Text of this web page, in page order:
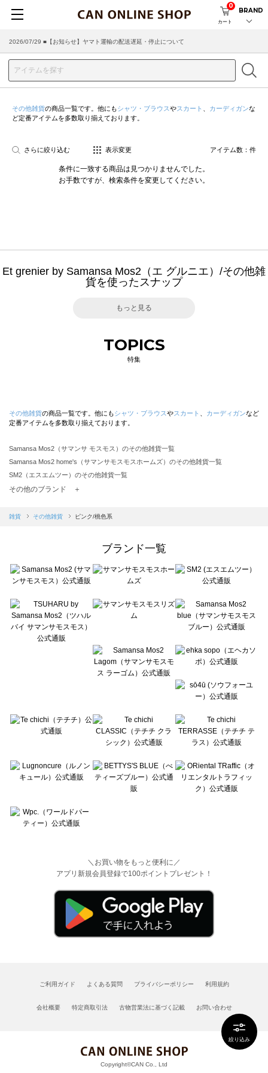
カート
0
BRAND
2026/07/29 ■【お知らせ】ヤマト運輸の配送遅延・停止について
絞り込み
その他雑貨の商品一覧です。他にもシャツ・ブラウスやスカート カーディガンな
ど定番アイテムを多数取り揃えております。
さらに絞り込む 表示変更 アイテム数： 件
条件に一致する商品は見つかりませんでした。
お手数ですが、検索条件を変更してください。
Et grenier by Samansa Mos2（エ グルニエ）/その他雑
貨を使ったスナップ
もっと見る
TOPICS
特集
その他雑貨の商品一覧です。他にもシャツ・ブラウスやスカート カーディガンなど
定番アイテムを多数取り揃えております。
Samansa Mos2（サマンサ モスモス）のその他雑貨一覧
Samansa Mos2 home's（サマンサモスモスホームズ）のその他雑貨一覧
SM2（エスエムツー）のその他雑貨一覧
TSUHARU by Samansa Mos2（ツハルバイサマンサモスモス）のその他雑貨一覧
Samansa Mos2 blue（サマンサモスモス ブルー）のその他雑貨一覧
sō4ū（ソウフォーユー）のその他雑貨一覧
Te chichi（テチチ）のその他雑貨一覧
Te chichi CLASSIC（テチチ クラシック）のその他雑貨一覧
Lugnoncure（ルノンキュール）のその他雑貨一覧
BETTY'S BLUE（べティーズブルー）のその他雑貨一覧
Wpc.（ワールドパーティー）のその他雑貨一覧
その他のブランド ＋
雑貨 その他雑貨 ピンク/桃色系
ブランド一覧
＼お買い物をもっと便利に／
アプリ新規会員登録で100ポイントプレゼント！
ご利用ガイド よくある質問 プライバシーポリシー 利用規約
会社概要 特定商取引法 古物営業法に基づく記載 お問い合わせ
Copyright©CAN Co., Ltd